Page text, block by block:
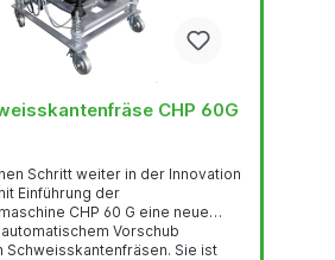
CHP 60G
Schritt weiter in der Innovation
Einführung der
CHP 60 G eine neue
Vorschub
Schweisskantenfräsen. Sie ist